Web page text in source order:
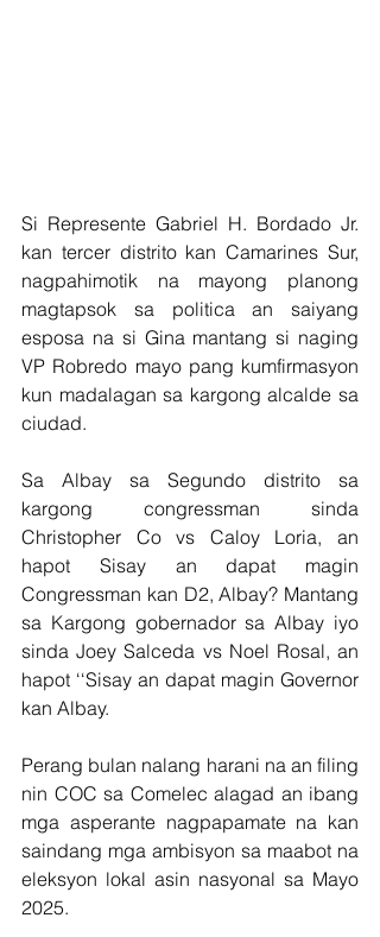
Si Represente Gabriel H. Bordado Jr.
kan tercer distrito kan Camarines Sur,
nagpahimotik na mayong planong
magtapsok sa politica an saiyang
esposa na si Gina mantang si naging
VP Robredo mayo pang kumfirmasyon
kun madalagan sa kargong alcalde sa
ciudad.
Sa Albay sa Segundo distrito sa
kargong congressman sinda
Christopher Co vs Caloy Loria, an
hapot Sisay an dapat magin
Congressman kan D2, Albay? Mantang
sa Kargong gobernador sa Albay iyo
sinda Joey Salceda vs Noel Rosal, an
hapot ‘‘Sisay an dapat magin Governor
kan Albay.
Perang bulan nalang harani na an filing
nin COC sa Comelec alagad an ibang
mga asperante nagpapamate na kan
saindang mga ambisyon sa maabot na
eleksyon lokal asin nasyonal sa Mayo
2025.